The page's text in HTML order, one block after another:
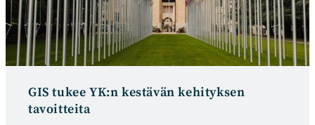
GIS tukee YK:n kestävän kehityksen
tavoitteita